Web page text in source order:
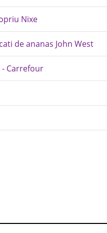
Nixe
de ananas John West
Carrefour